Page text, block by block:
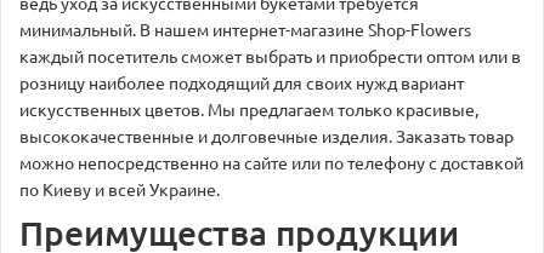
минимальный. В нашем интернет-магазине Shop-Flowers
каждый посетитель сможет выбрать и приобрести оптом или в
розницу наиболее подходящий для своих нужд вариант
искусственных цветов. Мы предлагаем только красивые,
высококачественные и долговечные изделия. Заказать товар
можно непосредственно на сайте или по телефону с доставкой
по Киеву и всей Украине.
Преимущества продукции